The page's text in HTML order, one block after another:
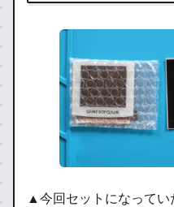
▲今回セットになってい